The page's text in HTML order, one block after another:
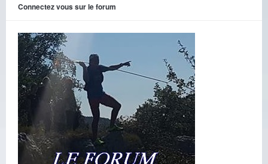
Connectez vous sur le forum